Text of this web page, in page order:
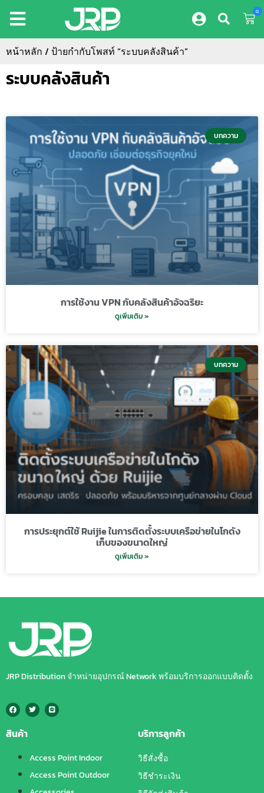
0
หน้าหลัก / ป้ายกำกับโพสท์ “ระบบคลังสินค้า”
ระบบคลังสินค้า
บทความ
การใช้งาน VPN กับคลังสินค้าอัจฉริยะ
ดูเพิ่มเติม »
บทความ
การประยุกต์ใช้ Ruijie ในการติดตั้งระบบเครือข่ายในโกดัง
เก็บของขนาดใหญ่
ดูเพิ่มเติม »
JRP Distribution จำหน่ายอุปกรณ์ Network พร้อมบริการออกแบบติดตั้ง
สินค้า
Access Point Indoor
Access Point Outdoor
บริการลูกค้า
วิธีสั่งซื้อ
วิธีชำระเงิน